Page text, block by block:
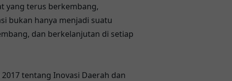
yang terus berkembang,
bukan hanya menjadi suatu
dan berkelanjutan di setiap
tentang Inovasi Daerah dan